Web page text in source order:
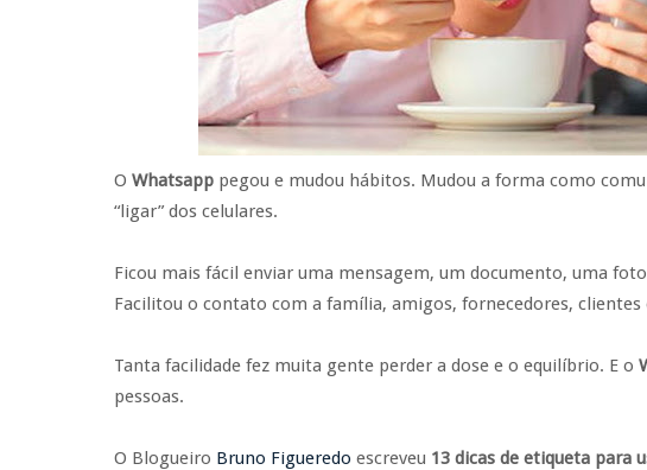
O Whatsapp pegou e mudou hábitos. Mudou a forma como
“ligar” dos celulares.
Ficou mais fácil enviar uma mensagem, um documento, uma
Facilitou o contato com a família, amigos, fornecedores,
Tanta facilidade fez muita gente perder a dose e o equilíbrio. E o
pessoas.
O Blogueiro Bruno Figueredo escreveu 13 dicas de etiqueta para